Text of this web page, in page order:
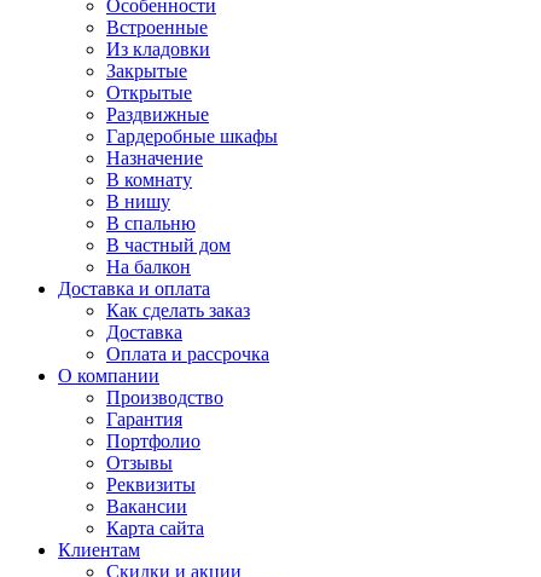
Особенности
Встроенные
Из кладовки
Закрытые
Открытые
Раздвижные
Гардеробные шкафы
Назначение
В комнату
В нишу
В спальню
В частный дом
На балкон
Доставка и оплата
Как сделать заказ
Доставка
Оплата и рассрочка
О компании
Производство
Гарантия
Портфолио
Отзывы
Реквизиты
Вакансии
Карта сайта
Клиентам
Скидки и акции